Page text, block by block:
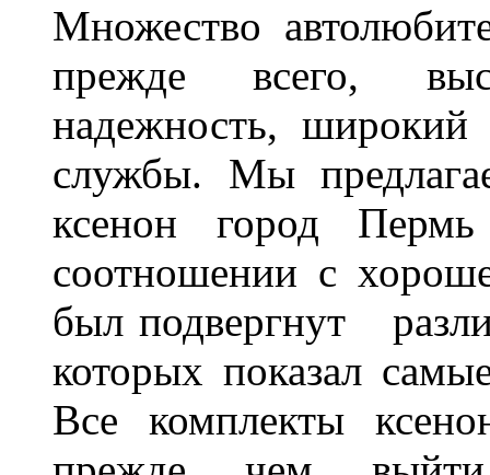
Множество
прежде всего,
надежность, широкий
службы. Мы
ксенон город
соотношении с
был подвергнут
которых показал
Все комплекты